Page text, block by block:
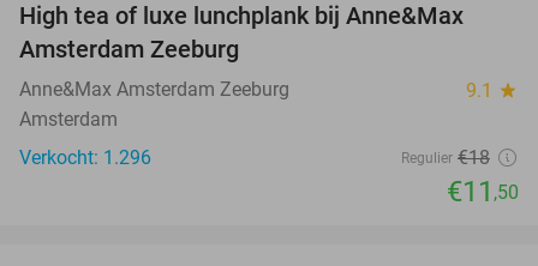
High tea of luxe lunchplank bij Anne&Max
Amsterdam Zeeburg
Anne&Max Amsterdam Zeeburg 9.1 star
Amsterdam
Verkocht: 1.296
Regulier €18
€11 ,50